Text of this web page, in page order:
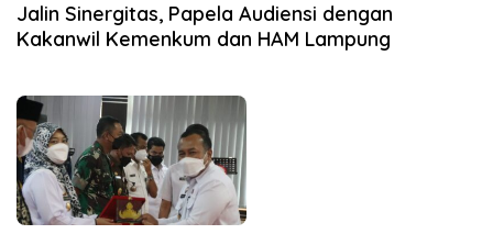
Jalin Sinergitas, Papela Audiensi dengan
Kakanwil Kemenkum dan HAM Lampung